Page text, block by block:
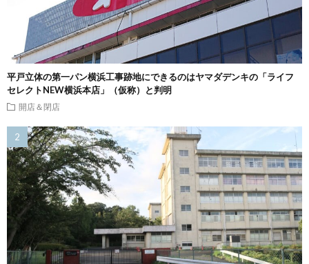
平戸立体の第一パン横浜工事跡地にできるのはヤマダデンキの「ライフ
セレクトNEW横浜本店」（仮称）と判明
開店＆閉店